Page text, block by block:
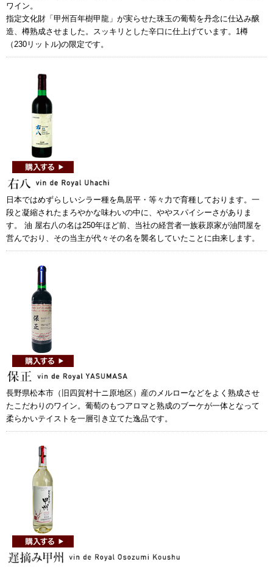
ワイン。
指定文化財「甲州百年樹甲龍」が実らせた珠玉の葡萄を丹念に仕込み醸
造、樽熟成させました。スッキリとした辛口に仕上げています。1樽
（230リットル)の限定です。
日本ではめずらしいシラー種を鳥居平・等々力で育種しております。一
段と凝縮されたまろやかな味わいの中に、ややスパイシーさがありま
す。 油 屋右八の名は250年ほど前、当社の経営者一族萩原家が油問屋を
営んでおり、その当主が代々その名を襲名していたことに由来します。
長野県松本市（旧四賀村十ニ原地区）産のメルローなどをよく熟成させ
たこだわりのワイン。葡萄のもつアロマと熟成のブーケが一体となって
柔らかいテイストを一層引き立てた逸品です。